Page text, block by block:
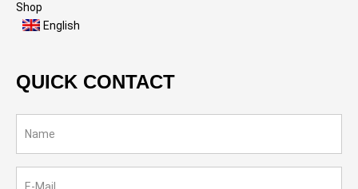
Shop
English
QUICK CONTACT